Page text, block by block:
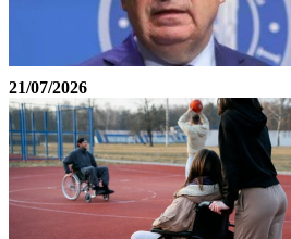
21/07/2026